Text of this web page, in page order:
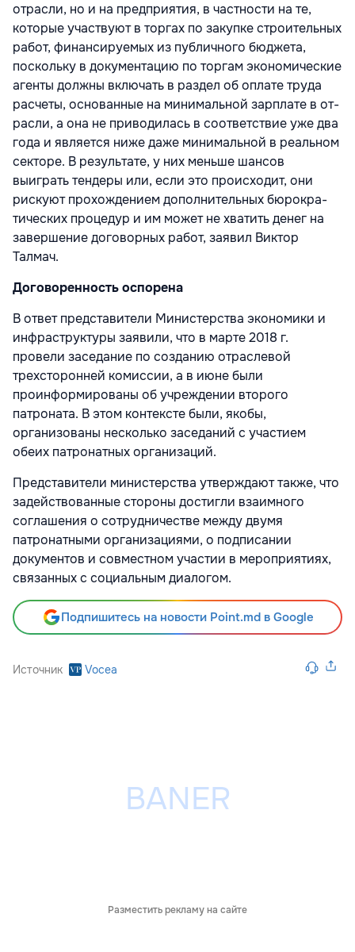
отрасли, но и на предпри­ятия, в частности на те,
которые участву­ют в торгах по закупке строительных
ра­бот, финансируемых из публичного бюд­жета,
поскольку в документацию по тор­гам экономические
агенты должны вклю­чать в раздел об оплате труда
расчеты, ос­нованные на минимальной зарплате в от­
расли, а она не приводилась в соответствие уже два
года и является ниже даже мини­мальной в реальном
секторе. В результа­те, у них меньше шансов
выиграть тенде­ры или, если это происходит, они
рискуют прохождением дополнительных бюрокра­
тических процедур и им может не хватить денег на
завершение договорных работ, заявил Виктор
Талмач.
Договоренность оспорена
В ответ представители Министерства экономики и
инфраструктуры заявили, что в марте 2018 г.
провели заседание по созда­нию отраслевой
трехсторонней комиссии, а в июне были
проинформированы об уч­реждении второго
патроната. В этом кон­тексте были, якобы,
организованы несколь­ко заседаний с участием
обеих патронатных организаций.
Представители министерства утвержда­ют также, что
задействованные стороны до­стигли взаимного
соглашения о сотрудни­честве между двумя
патронатными органи­зациями, о подписании
документов и сов­местном участии в мероприятиях,
связан­ных с социальным диалогом.
Подпишитесь на новости Point.md в Google
Источник Vocea
Разместить рекламу на сайте